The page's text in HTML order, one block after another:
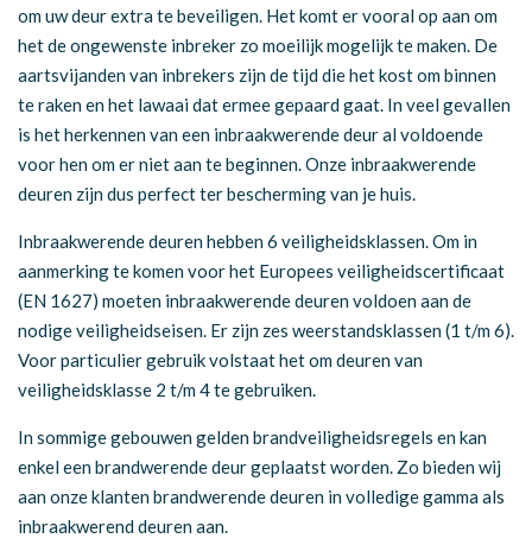
om uw deur extra te beveiligen. Het komt er vooral op aan om
het de ongewenste inbreker zo moeilijk mogelijk te maken. De
aartsvijanden van inbrekers zijn de tijd die het kost om binnen
te raken en het lawaai dat ermee gepaard gaat. In veel gevallen
is het herkennen van een inbraakwerende deur al voldoende
voor hen om er niet aan te beginnen. Onze inbraakwerende
deuren zijn dus perfect ter bescherming van je huis.
Inbraakwerende deuren hebben 6 veiligheidsklassen. Om in
aanmerking te komen voor het Europees veiligheidscertificaat
(EN 1627) moeten inbraakwerende deuren voldoen aan de
nodige veiligheidseisen. Er zijn zes weerstandsklassen (1 t/m 6).
Voor particulier gebruik volstaat het om deuren van
veiligheidsklasse 2 t/m 4 te gebruiken.
In sommige gebouwen gelden brandveiligheidsregels en kan
enkel een brandwerende deur geplaatst worden. Zo bieden wij
aan onze klanten brandwerende deuren in volledige gamma als
inbraakwerend deuren aan.